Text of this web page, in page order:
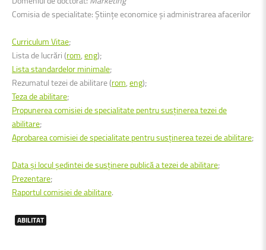
Comisia de specialitate: Științe economice și administrarea afacerilor
Curriculum Vitae;
Lista de lucrări (rom,eng);
Lista standardelor minimale;
Rezumatul tezei de abilitare (rom,eng);
Teza de abilitare;
Propunerea comisiei de specialitate pentru susținerea tezei de
abilitare;
Aprobarea comisiei de specialitate pentru susținerea tezei de abilitare;
Data și locul ședintei de susținere publică a tezei de abilitare;
Prezentare;
Raportul comisiei de abilitare.
ABILITAT